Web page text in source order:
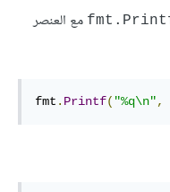
مع العنصر
fmt . Printf( "%q\n",